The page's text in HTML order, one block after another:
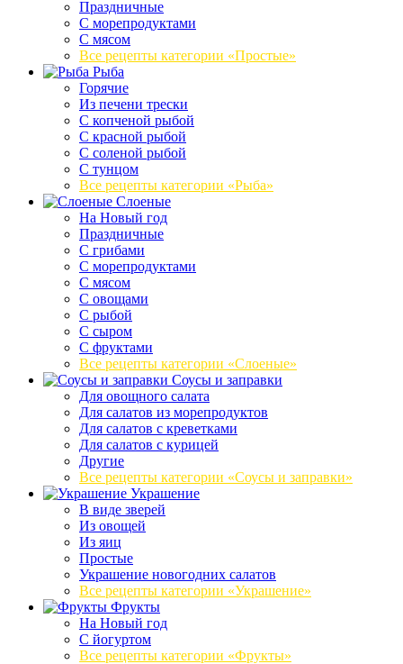
Праздничные
С морепродуктами
С мясом
Все рецепты категории «Простые»
Рыба
Горячие
Из печени трески
С копченой рыбой
С красной рыбой
С соленой рыбой
С тунцом
Все рецепты категории «Рыба»
Слоеные
На Новый год
Праздничные
С грибами
С морепродуктами
С мясом
С овощами
С рыбой
С сыром
С фруктами
Все рецепты категории «Слоеные»
Соусы и заправки
Для овощного салата
Для салатов из морепродуктов
Для салатов с креветками
Для салатов с курицей
Другие
Все рецепты категории «Соусы и заправки»
Украшение
В виде зверей
Из овощей
Из яиц
Простые
Украшение новогодних салатов
Все рецепты категории «Украшение»
Фрукты
На Новый год
С йогуртом
Все рецепты категории «Фрукты»